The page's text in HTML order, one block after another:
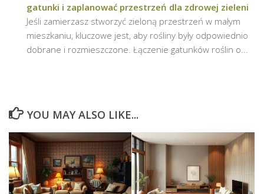
gatunki i zaplanować przestrzeń dla zdrowej zieleni
Jeśli zamierzasz stworzyć zieloną przestrzeń w małym
mieszkaniu, kluczowe jest, aby rośliny były odpowiednio
dobrane i rozmieszczone. Łączenie gatunków roślin o...
YOU MAY ALSO LIKE...